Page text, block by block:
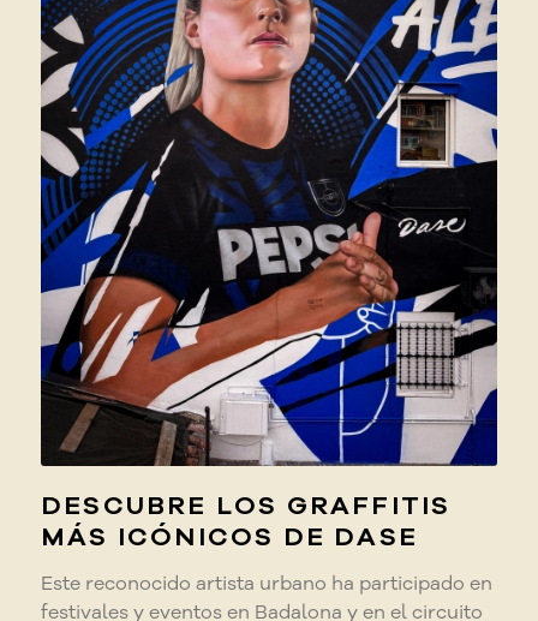
DESCUBRE LOS GRAFFITIS
MÁS ICÓNICOS DE DASE
Este reconocido artista urbano ha participado en
festivales y eventos en Badalona y en el circuito